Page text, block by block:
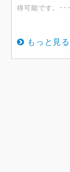
得可能です。･･･
もっと見る